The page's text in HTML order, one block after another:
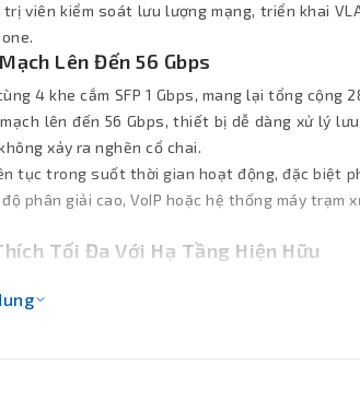
viên kiểm soát lưu lượng mạng, triển khai
Lên Đến 56 Gbps
4 khe cắm SFP 1 Gbps, mang lại tổng cộng
lên đến 56 Gbps, thiết bị dễ dàng xử lý
xảy ra nghẽn cổ chai.
tục trong suốt thời gian hoạt động, đặc biệt
phân giải cao, VoIP hoặc hệ thống máy trạm
Tối Đa Với Hạ Tầng Hiện Hữu
SFP. Việc hỗ trợ 802.3ad cho phép thực